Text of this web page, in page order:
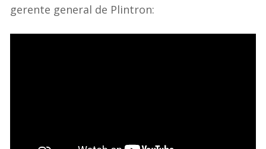
gerente general de Plintron: